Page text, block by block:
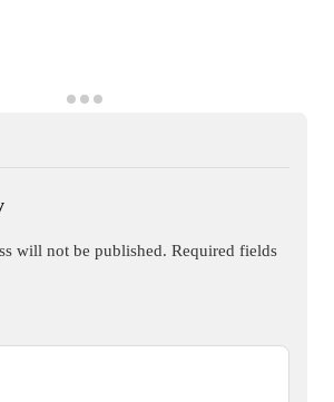
will not be published. Required fields